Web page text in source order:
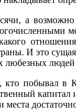
а
И это
любезных
побывал в
места